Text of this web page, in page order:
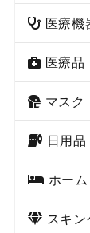
医療機
医療品
マスク
日用品
ホー
スキ